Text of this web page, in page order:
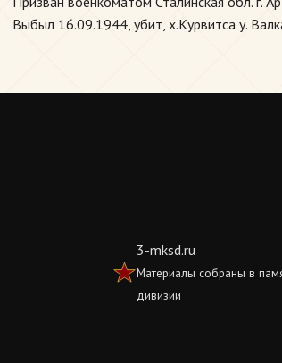
Выбыл 16.09.1944, убит, х.Курвитса у.
3-mksd.ru
Материалы собраны в
дивизии